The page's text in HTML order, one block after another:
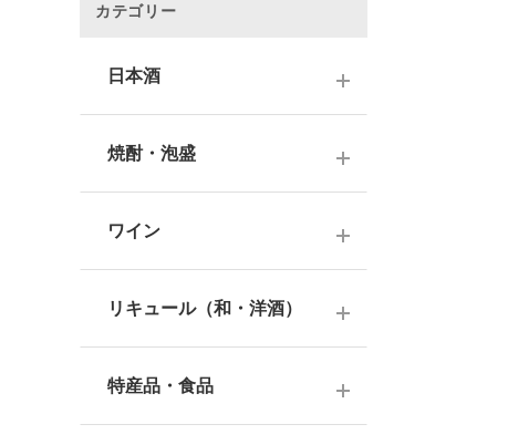
10,001円～
3000円台
4000円台
5000円台
2,001～3,000円
3,001～5,000円
5,001～10,000円
カテゴリー
日本酒
大吟醸酒
純米吟醸酒
吟醸酒
焼酎・泡盛
芋焼酎
麦焼酎
米焼酎
ワイン
ドイツワイン
海外産ワイン
リキュール（和・洋酒）
特産品・食品